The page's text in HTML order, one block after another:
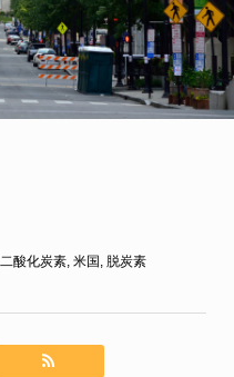
二酸化炭素, 米国 脱炭素